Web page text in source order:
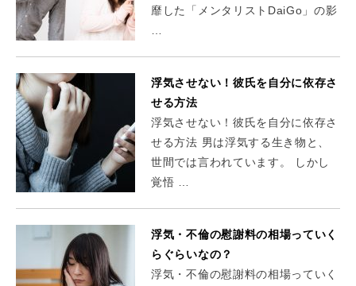
靡した「メンタリストDaiGo」の影
…
浮気させない！彼氏を自分に依存さ
せる方法
浮気させない！彼氏を自分に依存さ
せる方法 男は浮気する生き物と、
世間では言われています。 しかし
覚悟 …
浮気・不倫の慰謝料の相場っていく
らぐらいなの？
浮気・不倫の慰謝料の相場っていく